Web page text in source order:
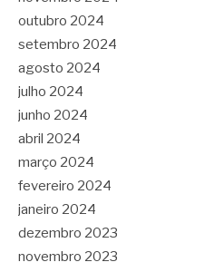
outubro 2024
setembro 2024
agosto 2024
julho 2024
junho 2024
abril 2024
março 2024
fevereiro 2024
janeiro 2024
dezembro 2023
novembro 2023